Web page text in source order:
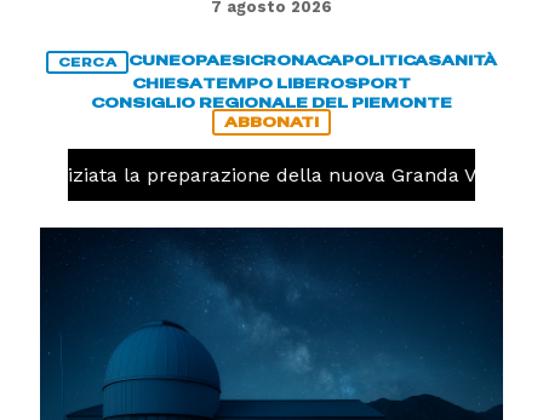
7 agosto 2026
CERCA CUNEOPAESICRONACAPOLITICASANITÀ
CHIESATEMPO LIBEROSPORT
CONSIGLIO REGIONALE DEL PIEMONTE
ABBONATI
iniziata la preparazione della nuova Granda Volley